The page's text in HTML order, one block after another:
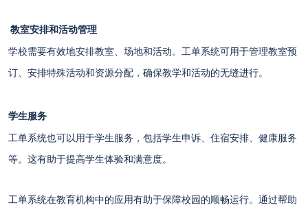
教室安排和活动管理
学校需要有效地安排教室、场地和活动。工单系统可用于管理教室预
订、安排特殊活动和资源分配，确保教学和活动的无缝进行。
学生服务
工单系统也可以用于学生服务，包括学生申诉、住宿安排、健康服务
等。这有助于提高学生体验和满意度。
工单系统在教育机构中的应用有助于保障校园的顺畅运行。通过帮助